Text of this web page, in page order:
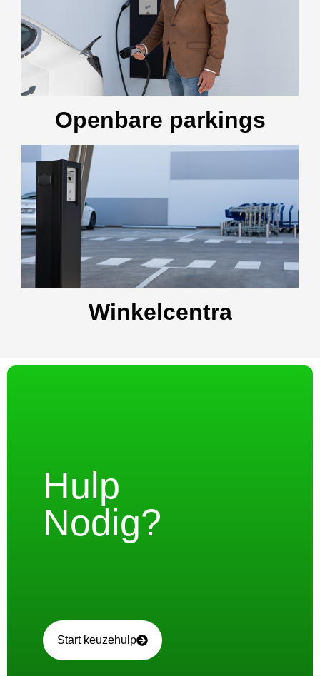
Openbare parkings
Winkelcentra
Hulp
Nodig?
Start keuzehulp